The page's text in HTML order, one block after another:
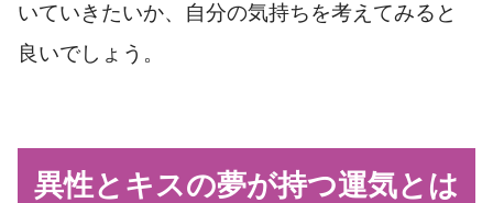
いていきたいか、自分の気持ちを考えてみると
良いでしょう。
異性とキスの夢が持つ運気とは